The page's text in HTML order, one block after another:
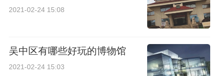
2021-02-24 15:08
吴中区有哪些好玩的博物馆
2021-02-24 15:03